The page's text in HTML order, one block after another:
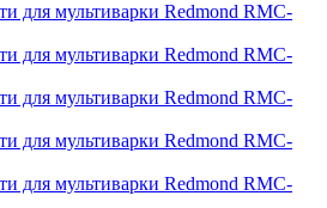
для мультиварки Redmond RMC-
для мультиварки Redmond RMC-
для мультиварки Redmond RMC-
для мультиварки Redmond RMC-
для мультиварки Redmond RMC-